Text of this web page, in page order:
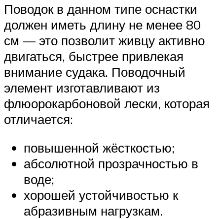
Поводок в данном типе оснастки
должен иметь длину не менее 80
см — это позволит живцу активно
двигаться, быстрее привлекая
внимание судака. Поводочный
элемент изготавливают из
флюорокарбоновой лески, которая
отличается:
повышенной жёсткостью;
абсолютной прозрачностью в
воде;
хорошей устойчивостью к
абразивным нагрузкам.